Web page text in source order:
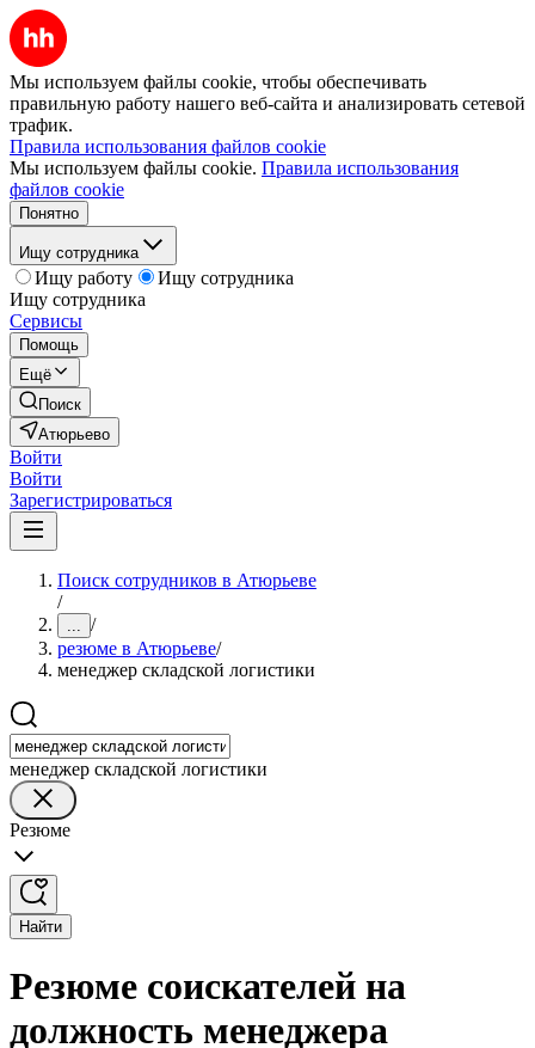
Мы используем файлы cookie, чтобы обеспечивать
правильную работу нашего веб-сайта и анализировать сетевой
трафик.
Правила использования файлов cookie
Мы используем файлы cookie. Правила использования
файлов cookie
Понятно
Ищу сотрудника
Ищу работу
Ищу сотрудника
Ищу сотрудника
Сервисы
Помощь
Ещё
Поиск
Атюрьево
Войти
Войти
Зарегистрироваться
Поиск сотрудников в Атюрьеве
/
... /
резюме в Атюрьеве/
менеджер складской логистики
менеджер складской логистики
Резюме
Найти
Резюме соискателей на
должность менеджера